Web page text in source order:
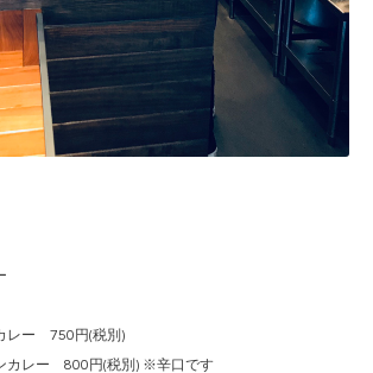
レー 750円(税別)
カレー 800円(税別) ※辛口です